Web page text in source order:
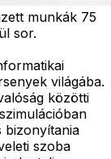
munkák 75
sor.
világába.
közötti
bizonyítania
szoba